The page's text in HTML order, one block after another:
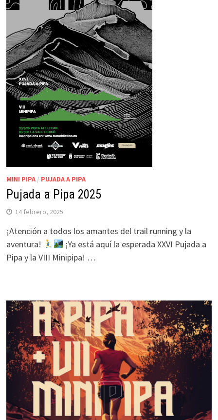
MINI PIPA/ PUJADA A PIPA
Pujada a Pipa 2025
14 febrero, 2025
¡Atención a todos los amantes del trail running y la
aventura!
¡Ya está aquí la esperada XXVI Pujada a
Pipa y la VIII Minipipa! …